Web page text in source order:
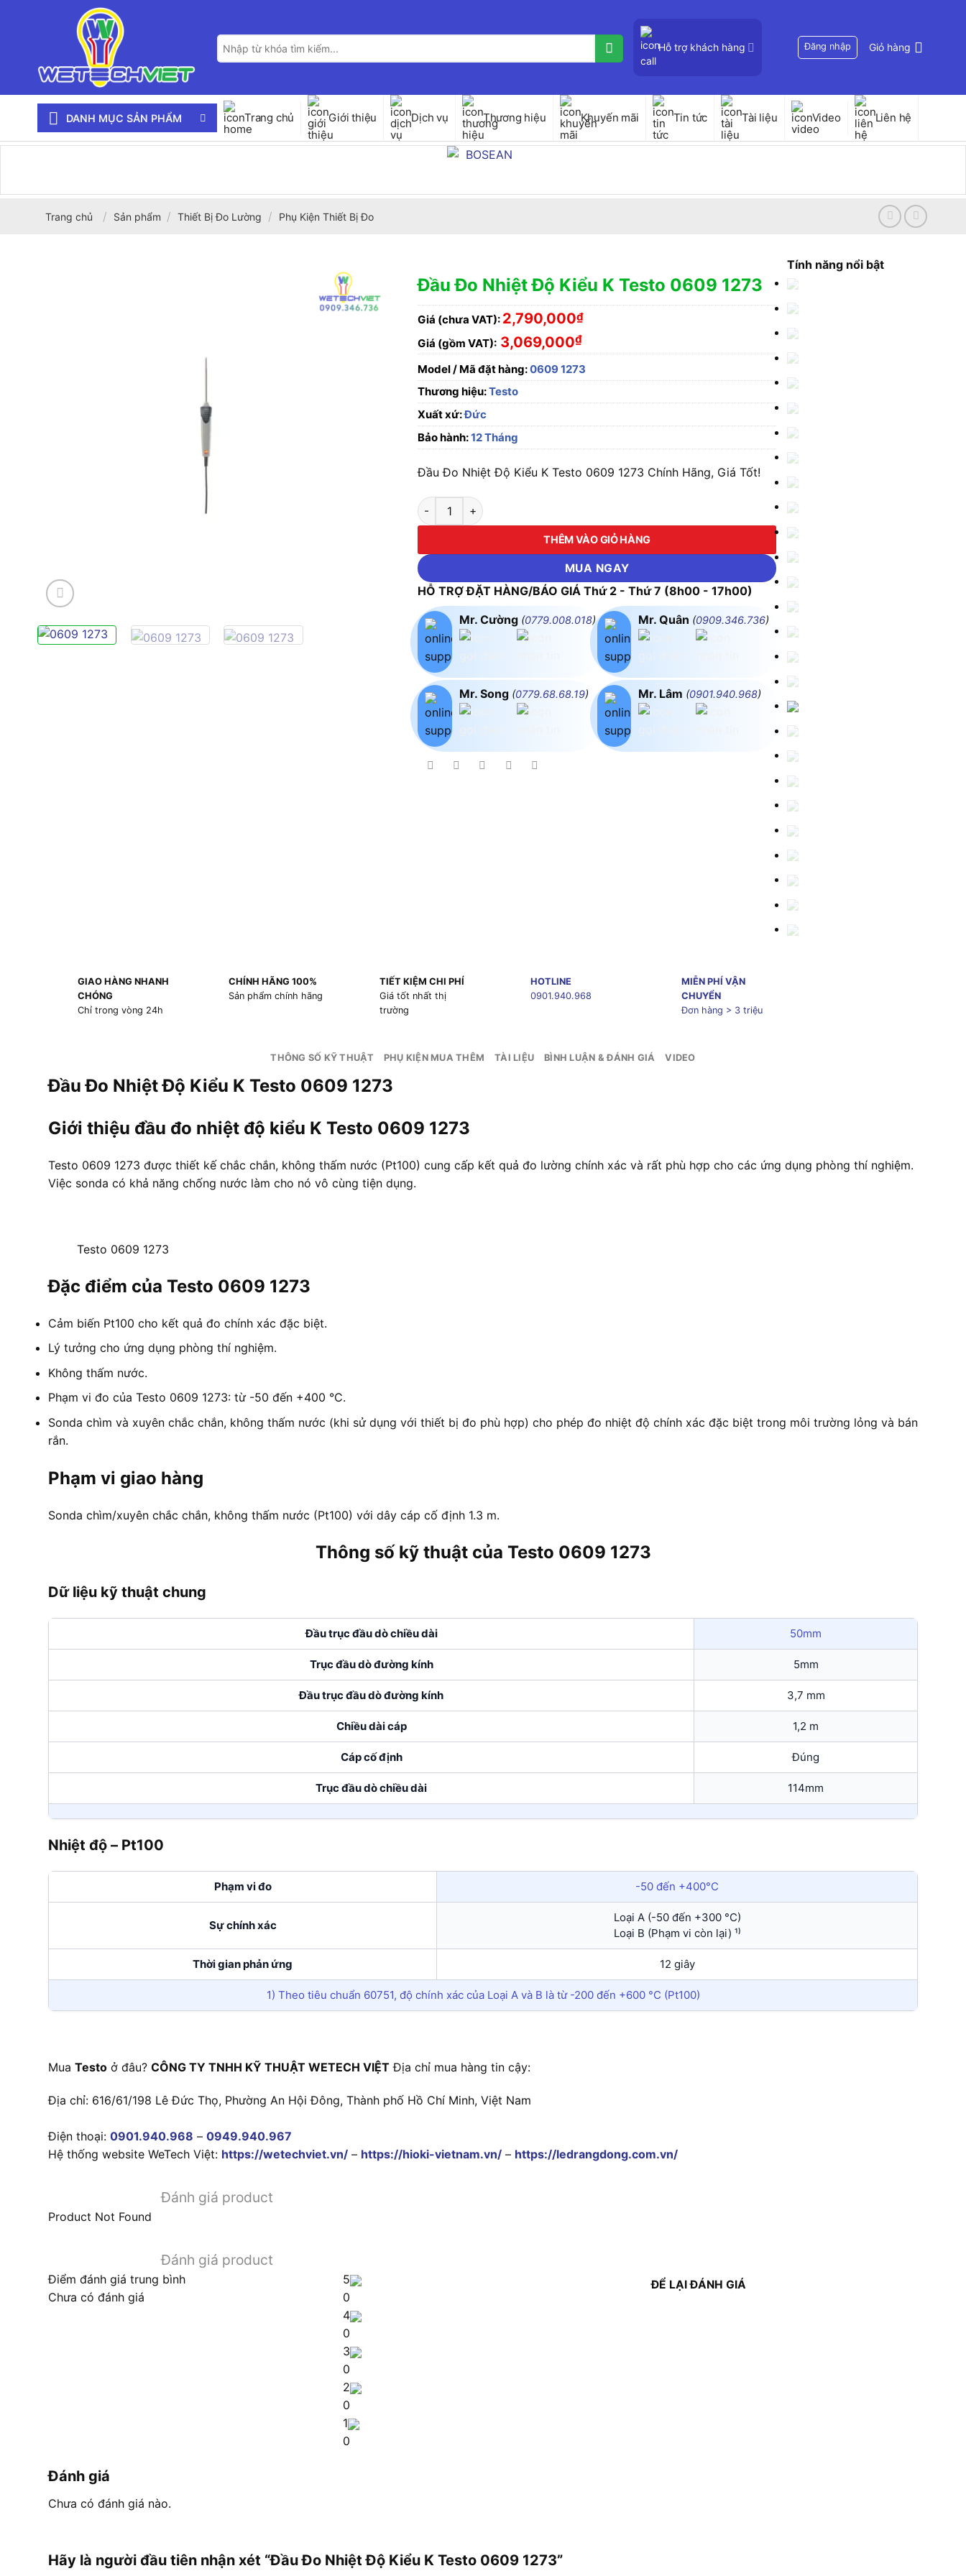
Tìm
kiếm:
Hỗ trợ khách hàng Đăng nhập Giỏ hàng
DANH MỤC SẢN PHẨM Trang chủ Giới thiệu Dịch vụ Thương hiệu Khuyến mãi Tin tức Tài liệu Video Liên hệ
Trang chủ / Sản phẩm / Thiết Bị Đo Lường / Phụ Kiện Thiết Bị Đo
Đầu Đo Nhiệt Độ Kiểu K Testo 0609 1273
Giá (chưa VAT): 2,790,000₫
Giá (gồm VAT): 3,069,000₫
Model / Mã đặt hàng:0609 1273
Thương hiệu:Testo
Xuất xứ:Đức
Bảo hành:12 Tháng
Đầu Đo Nhiệt Độ Kiểu K Testo 0609 1273 Chính Hãng, Giá Tốt!
Đầu Đo Nhiệt Độ Kiểu K Testo 0609 1273 số lượng
THÊM VÀO GIỎ HÀNG
MUA NGAY
HỖ TRỢ ĐẶT HÀNG/BÁO GIÁ Thứ 2 - Thứ 7 (8h00 - 17h00)
Mr. Cường (0779.008.018)
Mr. Song (0779.68.68.19)
Mr. Quân (0909.346.736)
Mr. Lâm (0901.940.968)
Tính năng nổi bật
GIAO HÀNG NHANH
CHÓNG
Chỉ trong vòng 24h
CHÍNH HÃNG 100%
Sản phẩm chính hãng
TIẾT KIỆM CHI PHÍ
Giá tốt nhất thị
trường
HOTLINE
0901.940.968
MIỄN PHÍ VẬN
CHUYỂN
Đơn hàng > 3 triệu
THÔNG SỐ KỸ THUẬT PHỤ KIỆN MUA THÊM TÀI LIỆU BÌNH LUẬN & ĐÁNH GIÁ VIDEO
Đầu Đo Nhiệt Độ Kiểu K Testo 0609 1273
Giới thiệu đầu đo nhiệt độ kiểu K Testo 0609 1273
Testo 0609 1273 được thiết kế chắc chắn, không thấm nước (Pt100) cung cấp kết quả đo lường chính xác và rất phù hợp cho các ứng dụng phòng thí nghiệm.
Việc sonda có khả năng chống nước làm cho nó vô cùng tiện dụng.
Testo 0609 1273
Đặc điểm của Testo 0609 1273
Cảm biến Pt100 cho kết quả đo chính xác đặc biệt.
Lý tưởng cho ứng dụng phòng thí nghiệm.
Không thấm nước.
Phạm vi đo của Testo 0609 1273: từ -50 đến +400 °C.
Sonda chìm và xuyên chắc chắn, không thấm nước (khi sử dụng với thiết bị đo phù hợp) cho phép đo nhiệt độ chính xác đặc biệt trong môi trường lỏng và bán
rắn.
Phạm vi giao hàng
Sonda chìm/xuyên chắc chắn, không thấm nước (Pt100) với dây cáp cố định 1.3 m.
Thông số kỹ thuật của Testo 0609 1273
Dữ liệu kỹ thuật chung
Đầu trục đầu dò chiều dài 50mm
Trục đầu dò đường kính 5mm
Đầu trục đầu dò đường kính 3,7 mm
Chiều dài cáp 1,2 m
Cáp cố định Đúng
Trục đầu dò chiều dài 114mm
Nhiệt độ – Pt100
Phạm vi đo -50 đến +400°C
Sự chính xác
Loại A (-50 đến +300 °C)
Loại B (Phạm vi còn lại) ¹⁾
Thời gian phản ứng 12 giây
1) Theo tiêu chuẩn 60751, độ chính xác của Loại A và B là từ -200 đến +600 °C (Pt100)
Mua Testo ở đâu? CÔNG TY TNHH KỸ THUẬT WETECH VIỆT Địa chỉ mua hàng tin cậy:
Địa chỉ: 616/61/198 Lê Đức Thọ, Phường An Hội Đông, Thành phố Hồ Chí Minh, Việt Nam
Điện thoại: 0901.940.968 – 0949.940.967
Hệ thống website WeTech Việt: https://wetechviet.vn/ – https://hioki-vietnam.vn/ – https://ledrangdong.com.vn/
Đánh giá product
Product Not Found
Đánh giá product
Điểm đánh giá trung bình
Chưa có đánh giá
5
0
4
0
3
0
2
0
1
0
ĐỂ LẠI ĐÁNH GIÁ
Đánh giá
Chưa có đánh giá nào.
Hãy là người đầu tiên nhận xét “Đầu Đo Nhiệt Độ Kiểu K Testo 0609 1273”